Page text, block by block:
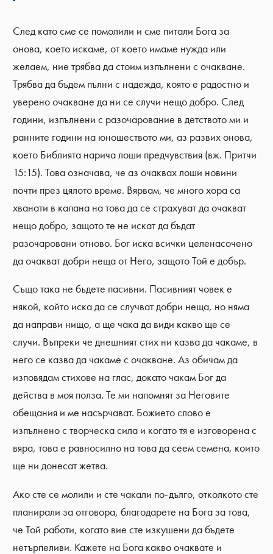
След като сме се помолили и сме питали Бога за
онова, което искаме, от което имаме нужда или
желаем, ние трябва да стоим изпълнени с очакване.
Трябва да бъдем пълни с надежда, която е радостно и
уверено очакване да ни се случи нещо добро. След
години, изпълнени с разочарование в детството ми и
ранните години на юношеството ми, аз развих онова,
което Библията нарича лоши предчувствия (вж. Притчи
15:15). Това означава, че аз очаквах лоши новини
почти през цялото време. Вярвам, че много хора са
хванати в капана на това да се страхуват да очакват
нещо добро, защото те не искат да бъдат
разочаровани отново. Бог иска всички целенасочено
да очакват добри неща от Него, защото Той е добър.
Също така не бъдете пасивни. Пасивният човек е
някой, който иска да се случват добри неща, но няма
да направи нищо, а ще чака да види какво ще се
случи. Въпреки че днешният стих ни казва да чакаме, в
него се казва да чакаме с очакване. Аз обичам да
изповядам стихове на глас, докато чакам Бог да
действа в моя полза. Те ми напомнят за Неговите
обещания и ме насърчават. Божието слово е
изпълнено с творческа сила и когато тя е изговорена с
вяра, това е равносилно на това да сеем семена, които
ще ни донесат жетва.
Ако сте се молили и сте чакали по-дълго, отколкото сте
планирали за отговора, благодарете на Бога за това,
че Той работи, когато вие сте изкушени да бъдете
нетърпеливи. Кажете на Бога какво очаквате и